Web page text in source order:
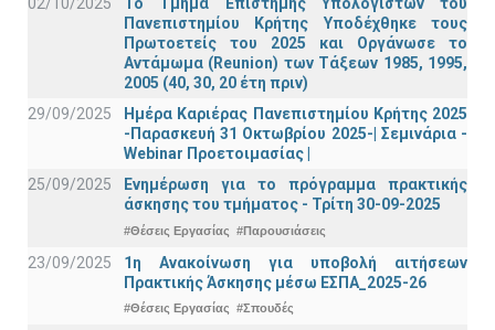
Πανεπιστημίου Κρήτης Υποδέχθηκε τους
Πρωτοετείς του 2025 και Οργάνωσε το
Αντάμωμα (Reunion) των Τάξεων 1985, 1995,
2005 (40, 30, 20 έτη πριν)
29/09/2025
Ημέρα Καριέρας Πανεπιστημίου Κρήτης 2025
-Παρασκευή 31 Οκτωβρίου 2025-| Σεμινάρια -
Webinar Προετοιμασίας |
25/09/2025
Ενημέρωση για το πρόγραμμα πρακτικής
άσκησης του τμήματος - Τρίτη 30-09-2025
#Θέσεις Εργασίας #Παρουσιάσεις
23/09/2025
1η Ανακοίνωση για υποβολή αιτήσεων
Πρακτικής Άσκησης μέσω ΕΣΠΑ_2025-26
#Θέσεις Εργασίας #Σπουδές